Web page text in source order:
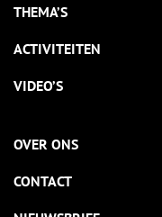
THEMA’S
ACTIVITEITEN
VIDEO’S
OVER ONS
CONTACT